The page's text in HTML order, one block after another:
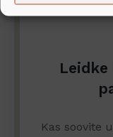
Leidke
Kas soovite